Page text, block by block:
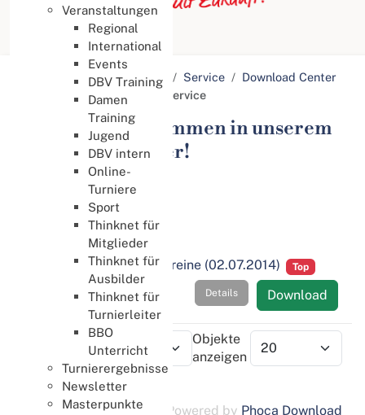
Veranstaltungen
Regional
International
Events
DBV Training
Damen
Training
Jugend
DBV intern
Online-
Turniere
Sport
Thinknet für
Mitglieder
Thinknet für
Ausbilder
Thinknet für
Turnierleiter
BBO
Unterricht
Turnierergebnisse
Newsletter
Masterpunkte
Aktuelle Seite: Startseite Service
Download Center
Ressort Verwaltung
Service
Herzlich Willkommen in unserem
Download Center!
Ressort Verwaltung
Service
Mustersatzung für Vereine (02.07.2014) Top
Download
Details
Reihenfolge
Objekte
anzeigen
Powered by Phoca Download